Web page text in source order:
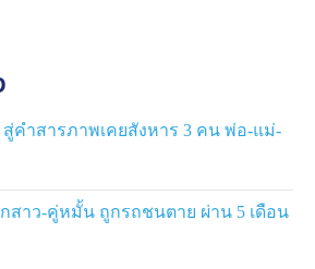
เสียชีวิตอย่างรอบคอบ เพื่อสรุป
า ก่อนส่งฟ้อง ยืนยันจะให้ความเป็น
สู่คำสารภาพเคยสังหาร 3 คน พ่อ-แม่-
สาว-คู่หมั้น ถูกรถชนตาย ผ่าน 5 เดือน